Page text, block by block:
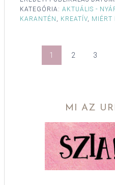
KATEGÓRIA: AKTUÁLIS -
KARANTÉN , KREATÍV, MIÉRT
1 2 3
MI AZ